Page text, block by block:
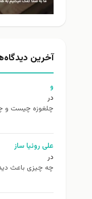
آخرین
و
در
چلغوزه چیست و
علی روئیا ساز
در
چه چیزی باعث